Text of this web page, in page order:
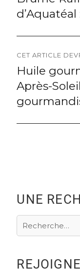
de
post:
CET ARTICLE
Next
post:
Huile
Après-
UNE
Recherche
pour